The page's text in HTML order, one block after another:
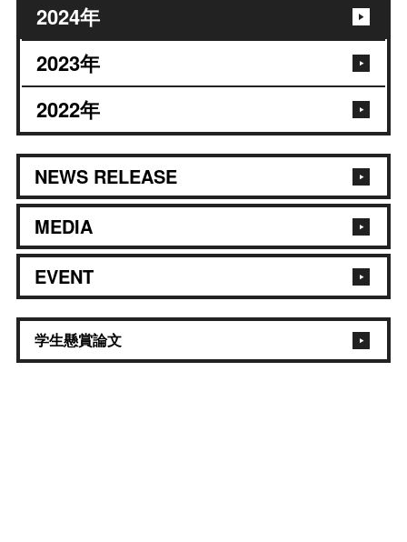
2024年
2023年
2022年
NEWS RELEASE
MEDIA
EVENT
学生懸賞論文